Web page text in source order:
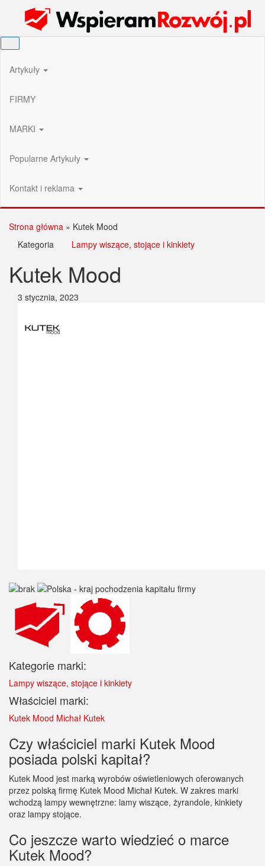
Wspieram Rozwój PL
Artykuły
FIRMY
MARKI
Popularne Artykuły
Kontakt i reklama
Strona główna » Kutek Mood
Kategoria
Lampy wiszące, stojące i kinkiety
Kutek Mood
3 stycznia, 2023
Kategorie marki:
Lampy wiszące, stojące i kinkiety
Właściciel marki:
Kutek Mood Michał Kutek
Czy właściciel marki Kutek Mood
posiada polski kapitał?
Kutek Mood jest marką wyrobów oświetleniowych oferowanych
przez polską firmę Kutek Mood Michał Kutek. W zakres marki
wchodzą lampy wewnętrzne: lamy wiszące, żyrandole, kinkiety
oraz lampy stojące.
Co jeszcze warto wiedzieć o marce
Kutek Mood?